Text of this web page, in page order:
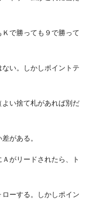
で勝っても９で勝って
い。しかしポイントテ
い捨て札があれば別だ
がある。
がリードされたら、ト
ーする。しかしポイン